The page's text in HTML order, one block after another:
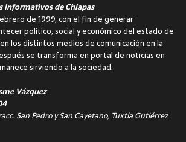
Informativos de Chiapas
de 1999, con el fin de generar
político, social y económico del estado de
los distintos medios de comunicación en la
se transforma en portal de noticias en
sirviendo a la sociedad.
Vázquez
San Pedro y San Cayetano, Tuxtla Gutiérrez